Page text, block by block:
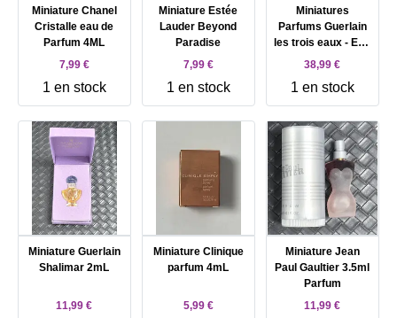
Miniature Chanel
Cristalle eau de
Parfum 4ML
7,99 €
1 en stock
Miniature Estée
Lauder Beyond
Paradise
7,99 €
1 en stock
Miniatures
Parfums Guerlain
les trois eaux - Eau
de Guerlain Eau de
Eau de cologne
Impériale
38,99 €
1 en stock
Miniature Guerlain
Shalimar 2mL
11,99 €
Miniature Clinique
parfum 4mL
5,99 €
Miniature Jean
Paul Gaultier 3.5ml
Parfum
11,99 €